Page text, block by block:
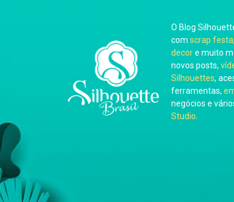
O Blog
com scrap festa,
decore muito
novos posts,
Silhouettes,
ferramentas,
negócios e
Studio